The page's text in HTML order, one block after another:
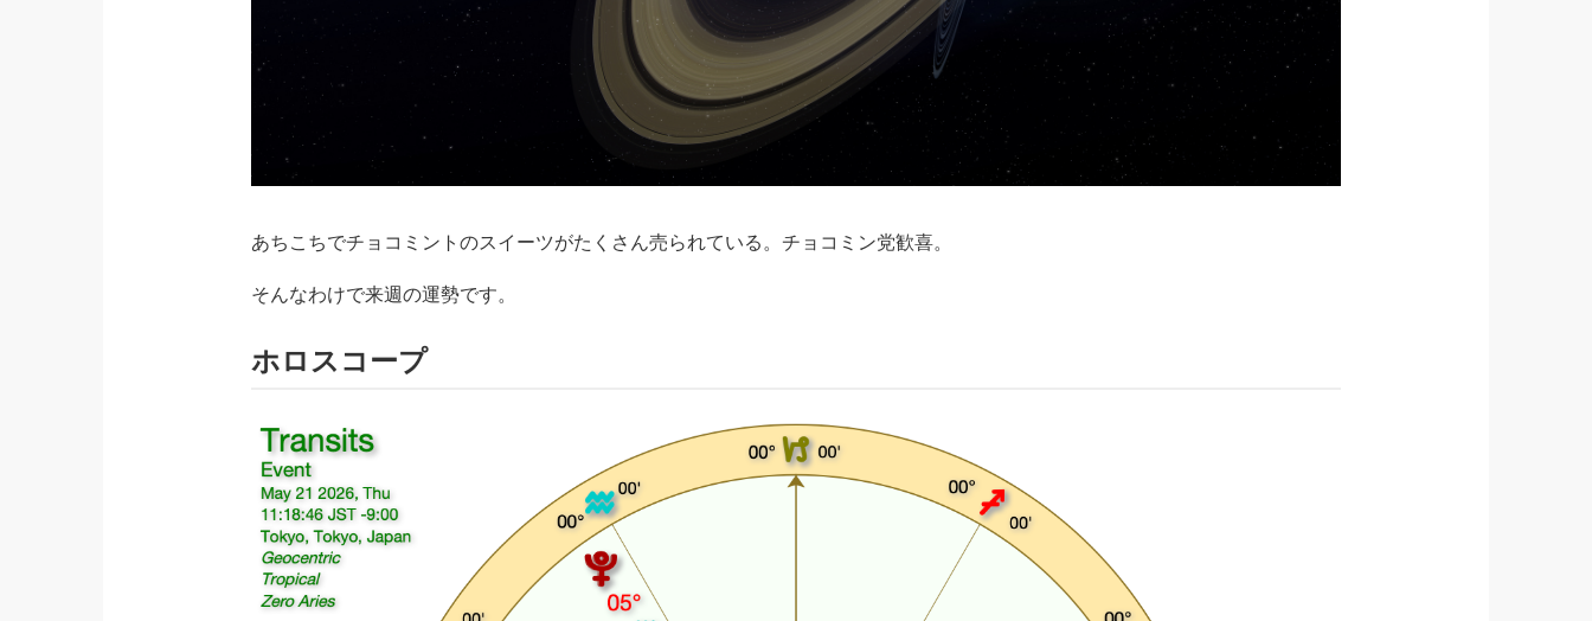
あちこちでチョコミントのスイーツがたくさん売られている。チョコミン党歓喜。
そんなわけで来週の運勢です。
ホロスコープ